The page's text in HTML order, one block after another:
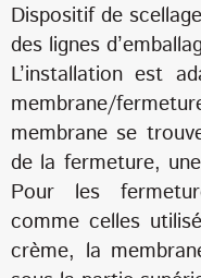
Dispositif de
des lignes
L’installation est
membrane/
membrane se
de la fermeture,
Pour les
comme celles
crème, la